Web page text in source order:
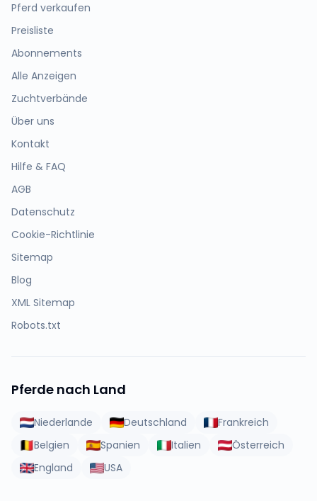
Pferd verkaufen
Preisliste
Abonnements
Alle Anzeigen
Zuchtverbände
Über uns
Kontakt
Hilfe & FAQ
AGB
Datenschutz
Cookie-Richtlinie
Sitemap
Blog
XML Sitemap
Robots.txt
Pferde nach Land
Niederlande Deutschland
Frankreich
Belgien
Spanien Italien
Österreich
England
USA